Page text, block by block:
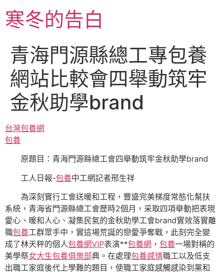
至
主寒冬的告白
青海門源縣總工專包養
網站比較會四舉動筑牢
金秋助學brand
台灣包養網
包養
原題目：青海門源縣總工會四舉動筑牢金秋助學brand
工人日報-包養中工網記者邢生祥
為深刻實行工會送暖和工程，豐盛完美梯度常態化幫扶
系統，青海省門源縣總工會歷時2個月，采取四項舉動把表現
愛心、暖和人心、凝集民氣的金秋助學工會brand實效落實離
職包養工群眾手中，實這場荒誕的戀愛爭奪戰，此刻完全變
成了林天秤的個人包養網VIP表演**包養網 ， 包養一場對稱的
美學祭女大生包養俱樂部典。在處理包養感情職工以及低支
出職工家庭後代上學難的題目，使職工家庭感觸感染到黨和